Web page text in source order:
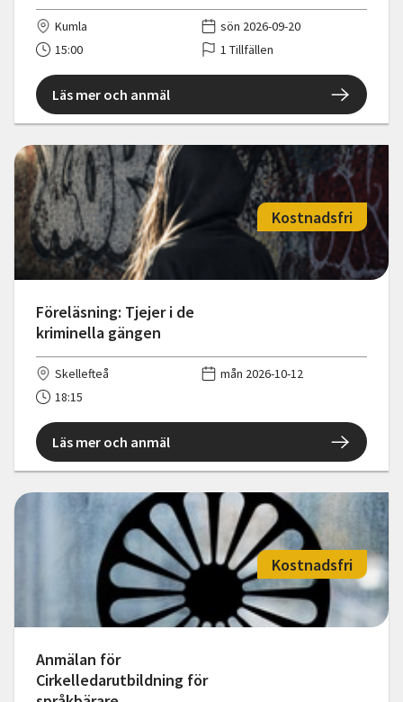
Kumla
sön 2026-09-20
15:00
1 Tillfällen
Läs mer och anmäl
Föreläsning: Tjejer i de
kriminella gängen
Kostnadsfri
Skellefteå
mån 2026-10-12
18:15
Läs mer och anmäl
Anmälan för
Cirkelledarutbildning för
Kostnadsfri